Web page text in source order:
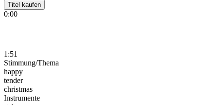
Titel kaufen
0:00
1:51
Stimmung/Thema
happy
tender
christmas
Instrumente